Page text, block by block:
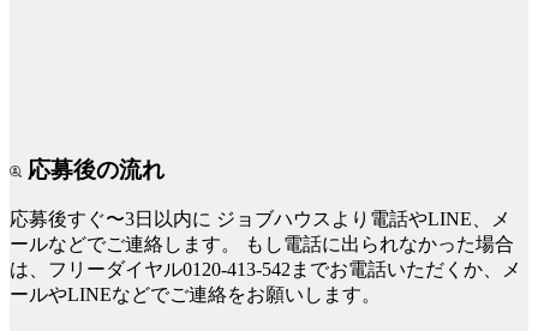
応募後の流れ
応募後すぐ〜3日以内に ジョブハウスより電話やLINE、メ
ールなどでご連絡します。
もし電話に出られなかった場合
は、フリーダイヤル0120-413-542までお電話いただくか、メ
ールやLINEなどでご連絡をお願いします。